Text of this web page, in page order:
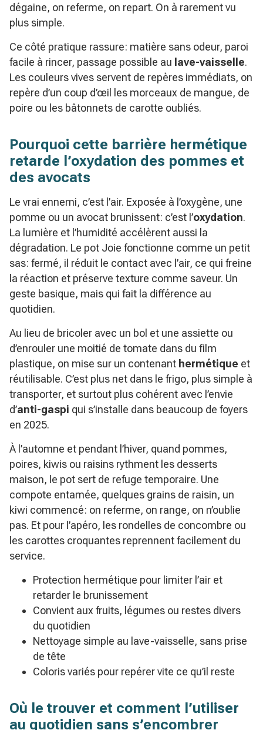
dégaine, on referme, on repart. On à rarement vu
plus simple.
Ce côté pratique rassure: matière sans odeur, paroi
facile à rincer, passage possible au lave-vaisselle.
Les couleurs vives servent de repères immédiats, on
repère d’un coup d’œil les morceaux de mangue, de
poire ou les bâtonnets de carotte oubliés.
Pourquoi cette barrière hermétique
retarde l’oxydation des pommes et
des avocats
Le vrai ennemi, c’est l’air. Exposée à l’oxygène, une
pomme ou un avocat brunissent: c’est l’oxydation.
La lumière et l’humidité accélèrent aussi la
dégradation. Le pot Joie fonctionne comme un petit
sas: fermé, il réduit le contact avec l’air, ce qui freine
la réaction et préserve texture comme saveur. Un
geste basique, mais qui fait la différence au
quotidien.
Au lieu de bricoler avec un bol et une assiette ou
d’enrouler une moitié de tomate dans du film
plastique, on mise sur un contenant hermétique et
réutilisable. C’est plus net dans le frigo, plus simple à
transporter, et surtout plus cohérent avec l’envie
d’anti-gaspi qui s’installe dans beaucoup de foyers
en 2025.
À l’automne et pendant l’hiver, quand pommes,
poires, kiwis ou raisins rythment les desserts
maison, le pot sert de refuge temporaire. Une
compote entamée, quelques grains de raisin, un
kiwi commencé: on referme, on range, on n’oublie
pas. Et pour l’apéro, les rondelles de concombre ou
les carottes croquantes reprennent facilement du
service.
Protection hermétique pour limiter l’air et
retarder le brunissement
Convient aux fruits, légumes ou restes divers
du quotidien
Nettoyage simple au lave-vaisselle, sans prise
de tête
Coloris variés pour repérer vite ce qu’il reste
Où le trouver et comment l’utiliser
au quotidien sans s’encombrer